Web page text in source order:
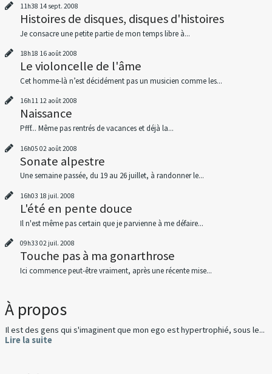
11h38 14 sept. 2008
Histoires de disques, disques d'histoires
Je consacre une petite partie de mon temps libre à...
18h18 16 août 2008
Le violoncelle de l'âme
Cet homme-là n’est décidément pas un musicien comme les...
16h11 12 août 2008
Naissance
Pfff... Même pas rentrés de vacances et déjà la...
16h05 02 août 2008
Sonate alpestre
Une semaine passée, du 19 au 26 juillet, à randonner le...
16h03 18 juil. 2008
L'été en pente douce
Il n'est même pas certain que je parvienne à me défaire...
09h33 02 juil. 2008
Touche pas à ma gonarthrose
Ici commence peut-être vraiment, après une récente mise...
À propos
Il est des gens qui s'imaginent que mon ego est hypertrophié, sous le...
Lire la suite